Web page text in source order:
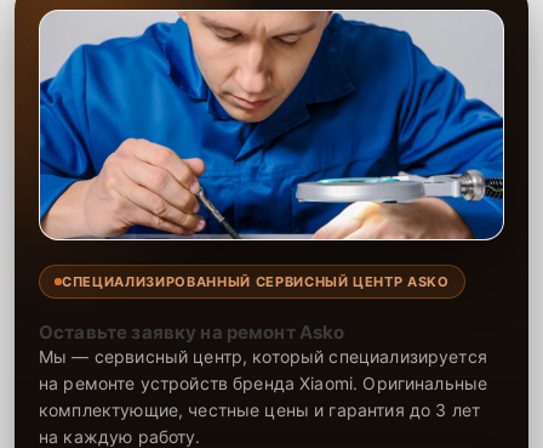
СПЕЦИАЛИЗИРОВАННЫЙ СЕРВИСНЫЙ ЦЕНТР ASKO
Оставьте заявку на ремонт Asko
Мы — сервисный центр, который специализируется
на ремонте устройств бренда Xiaomi. Оригинальные
комплектующие, честные цены и гарантия до 3 лет
на каждую работу.